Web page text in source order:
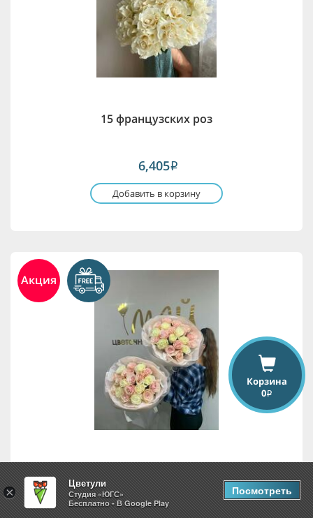
15 французских роз
6,405i
Добавить в корзину
Акция
19 роз
Корзина
0i
×
Цветули
Студия «ЮГС»
Бесплатно - В Google Play
Посмотреть